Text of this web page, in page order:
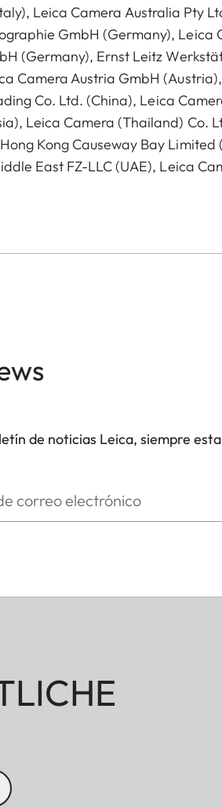
Leica Camera Australia Pty
GmbH (Germany), Leica
(Germany), Ernst Leitz
Camera Austria GmbH
Co. Ltd. (China), Leica
Leica Camera (Thailand) Co.
Kong Causeway Bay
East FZ-LLC (UAE), Leica
de noticias Leica, siempre